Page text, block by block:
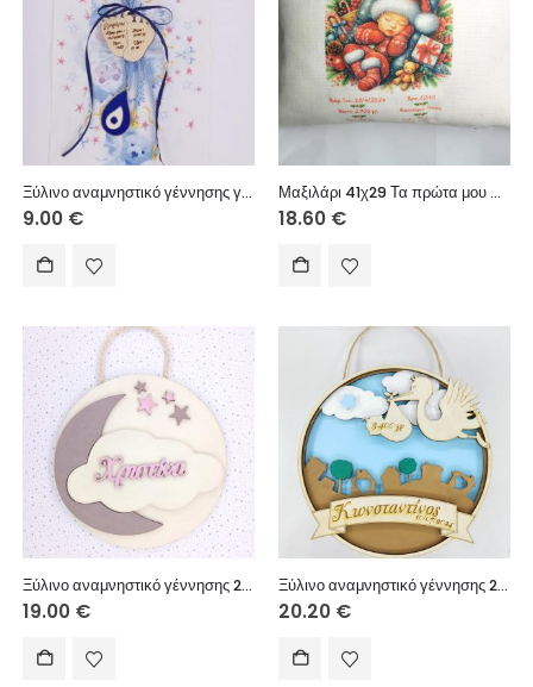
Ξύλινο αναμνηστικό γέννησης γούρι κρεμαστό (πατούσες 6 εκ. με στοιχεία μωρού)
9.00 €
Μαξιλάρι 41χ29 Τα πρώτα μου Χριστούγεννα
18.60 €
Ξύλινο αναμνηστικό γέννησης 20 εκ. κρεμαστό (όνομα επιθυμίας σας)
19.00 €
Ξύλινο αναμνηστικό γέννησης 20εκ. 3d αγόρι κρεμαστό (στοιχεία επιθυμίας σας)
20.20 €